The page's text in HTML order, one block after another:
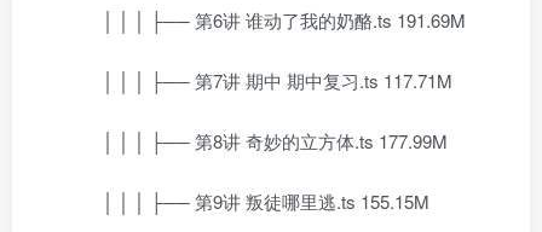
│ │ │ ├── 第6讲 谁动了我的奶酪.ts 191.69M
│ │ │ ├── 第7讲 期中 期中复习.ts 117.71M
│ │ │ ├── 第8讲 奇妙的立方体.ts 177.99M
│ │ │ ├── 第9讲 叛徒哪里逃.ts 155.15M